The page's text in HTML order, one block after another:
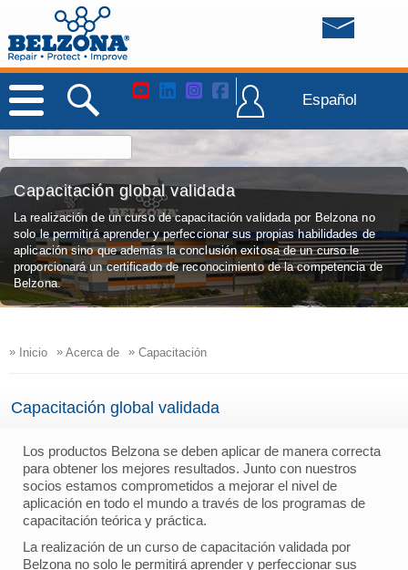
Español
Capacitación global validada
La realización de un curso de capacitación validada por Belzona no
solo le permitirá aprender y perfeccionar sus propias habilidades de
aplicación sino que además la conclusión exitosa de un curso le
proporcionará un certificado de reconocimiento de la competencia de
Belzona.
» Inicio » Acerca de » Capacitación
Capacitación global validada
Los productos Belzona se deben aplicar de manera correcta
para obtener los mejores resultados. Junto con nuestros
socios estamos comprometidos a mejorar el nivel de
aplicación en todo el mundo a través de los programas de
capacitación teórica y práctica.
La realización de un curso de capacitación validada por
Belzona no solo le permitirá aprender y perfeccionar sus